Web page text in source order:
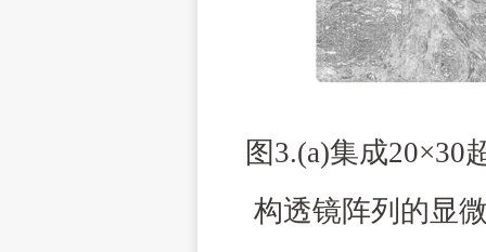
图3.(a)集成20×30
构透镜阵列的显